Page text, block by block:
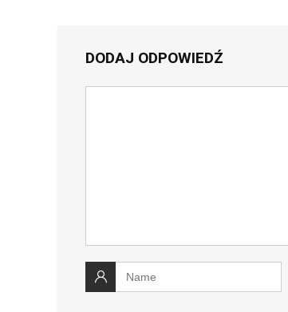
DODAJ ODPOWIEDŹ